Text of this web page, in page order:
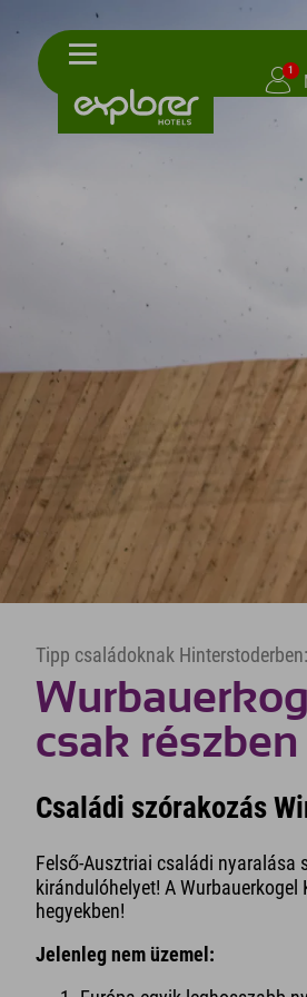
1
Tipp családoknak
csak
Családi szórakozás
Felső-Ausztriai családi nyaralása
kirándulóhelyet! A
hegyekben!
Jelenleg nem üzemel: